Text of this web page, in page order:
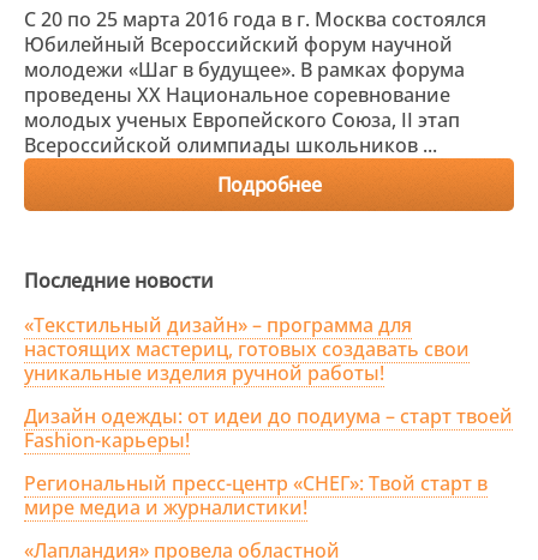
С 20 по 25 марта 2016 года в г. Москва состоялся
Юбилейный Всероссийский форум научной
молодежи «Шаг в будущее». В рамках форума
проведены XХ Национальное соревнование
молодых ученых Европейского Союза, II этап
Всероссийской олимпиады школьников ...
Подробнее
Последние новости
«Текстильный дизайн» – программа для
настоящих мастериц, готовых создавать свои
уникальные изделия ручной работы!
Дизайн одежды: от идеи до подиума – старт твоей
Fashion-карьеры!
Региональный пресс-центр «СНЕГ»: Твой старт в
мире медиа и журналистики!
«Лапландия» провела областной